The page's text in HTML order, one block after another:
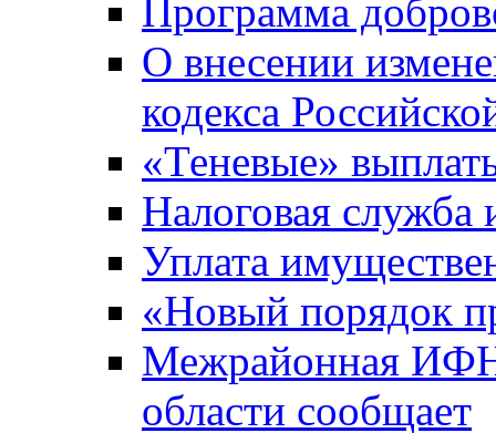
Программа
О внесении
кодекса
«Теневые»
Налоговая служба
Уплата
«Новый порядок
Межрайонная
области сообщает